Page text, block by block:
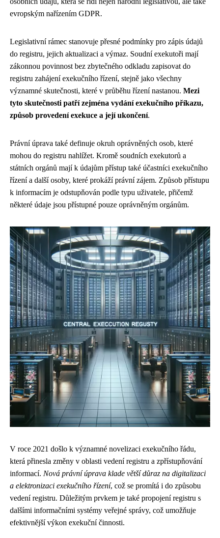
evropským nařízením GDPR.
Legislativní rámec stanovuje přesné podmínky pro zápis údajů
do registru, jejich aktualizaci a výmaz. Soudní exekutoři mají
zákonnou povinnost bez zbytečného odkladu zapisovat do
registru zahájení exekučního řízení, stejně jako všechny
významné skutečnosti, které v průběhu řízení nastanou. Mezi
tyto skutečnosti patří zejména vydání exekučního příkazu,
způsob provedení exekuce a její ukončení.
Právní úprava také definuje okruh oprávněných osob, které
mohou do registru nahlížet. Kromě soudních exekutorů a
státních orgánů mají k údajům přístup také účastníci exekučního
řízení a další osoby, které prokáží právní zájem. Způsob přístupu
k informacím je odstupňován podle typu uživatele, přičemž
některé údaje jsou přístupné pouze oprávněným orgánům.
V roce 2021 došlo k významné novelizaci exekučního řádu,
která přinesla změny v oblasti vedení registru a zpřístupňování
informací. Nová právní úprava klade větší důraz na digitalizaci
a elektronizaci exekučního řízení, což se promítá i do způsobu
vedení registru. Důležitým prvkem je také propojení registru s
dalšími informačními systémy veřejné správy, což umožňuje
efektivnější výkon exekuční činnosti.